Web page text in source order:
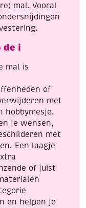
mal. Vooral
de i
mal is
of
met
hobbymesje.
je wensen,
met
Een laagje
of juist
en helpen je